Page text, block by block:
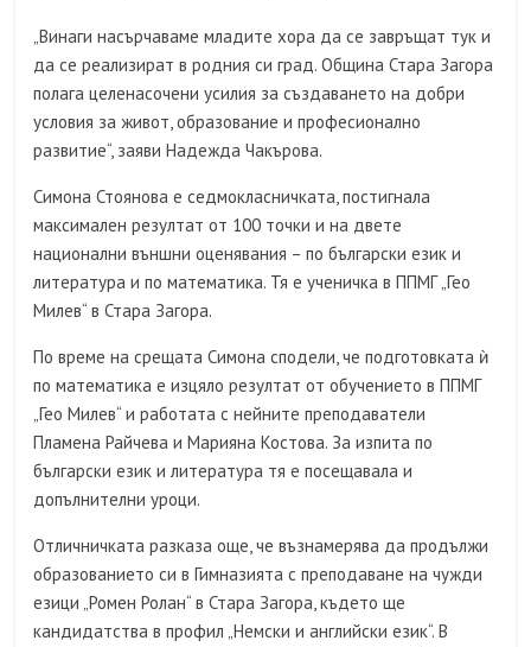
„Винаги насърчаваме младите хора да се завръщат тук и
да се реализират в родния си град. Община Стара Загора
полага целенасочени усилия за създаването на добри
условия за живот, образование и професионално
развитие“, заяви Надежда Чакърова.
Симона Стоянова е седмокласничката, постигнала
максимален резултат от 100 точки и на двете
национални външни оценявания – по български език и
литература и по математика. Тя е ученичка в ППМГ „Гео
Милев“ в Стара Загора.
По време на срещата Симона сподели, че подготовката ѝ
по математика е изцяло резултат от обучението в ППМГ
„Гео Милев“ и работата с нейните преподаватели
Пламена Райчева и Марияна Костова. За изпита по
български език и литература тя е посещавала и
допълнителни уроци.
Отличничката разказа още, че възнамерява да продължи
образованието си в Гимназията с преподаване на чужди
езици „Ромен Ролан“ в Стара Загора, където ще
кандидатства в профил „Немски и английски език“. В